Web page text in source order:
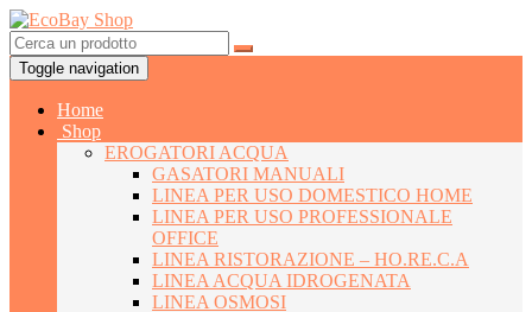
Toggle navigation
Home
Shop
EROGATORI ACQUA
GASATORI MANUALI
LINEA PER USO DOMESTICO HOME
LINEA PER USO PROFESSIONALE
OFFICE
LINEA RISTORAZIONE – HO.RE.C.A
LINEA ACQUA IDROGENATA
LINEA OSMOSI